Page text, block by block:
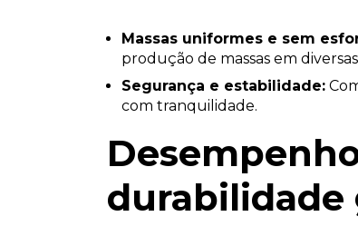
Massas uniformes e sem
produção de massas em
Segurança e estabilidade:
com tranquilidade.
durabilidade